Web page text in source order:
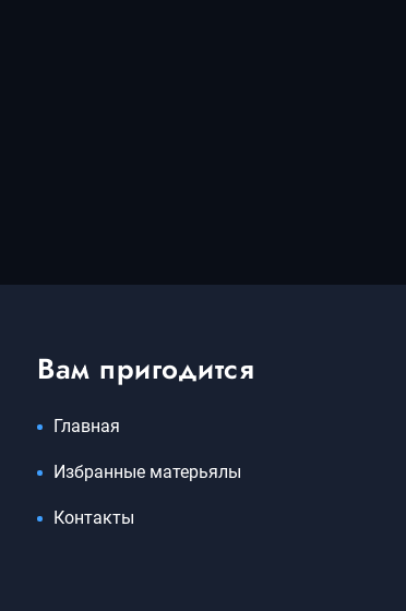
Вам пригодится
Главная
Избранные матерьялы
Контакты